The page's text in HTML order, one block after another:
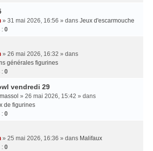
» 31 mai 2026, 16:56 » dans Jeux d'escarmouche
: 0
» 26 mai 2026, 16:32 » dans
générales figurines
: 0
vendredi 29
» 26 mai 2026, 15:42 » dans
de figurines
: 0
» 25 mai 2026, 16:36 » dans Malifaux
: 0